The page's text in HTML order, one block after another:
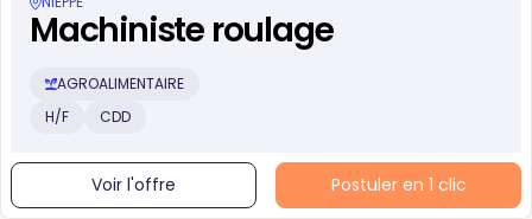
Machiniste roulage
AGROALIMENTAIRE
H/F
CDD
Voir l'offre Postuler en 1 clic